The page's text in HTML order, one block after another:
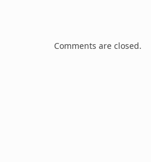
Comments are closed.